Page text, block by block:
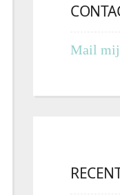
Mail mij